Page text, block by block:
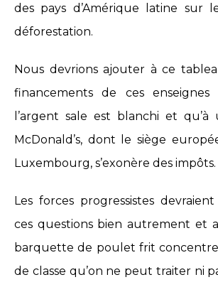
des pays d’Amérique latine sur
déforestation.
Nous devrions ajouter à ce
financements de ces
l’argent sale est blanchi et
McDonald’s, dont le siège
Luxembourg, s’exonère des impôts.
Les forces progressistes
ces questions bien autrement et
barquette de poulet frit
de classe qu’on ne peut traiter ni